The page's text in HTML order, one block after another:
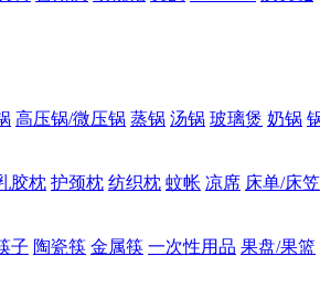
高压锅/微压锅 蒸锅 汤锅 玻璃煲 奶锅
胶枕 护颈枕 纺织枕 蚊帐 凉席 床单/床笠
子 陶瓷筷 金属筷 一次性用品 果盘/果篮